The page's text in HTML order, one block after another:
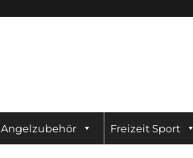
Angelzubehör Freizeit Sport